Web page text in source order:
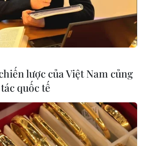
lược của Việt Nam củng
quốc tế